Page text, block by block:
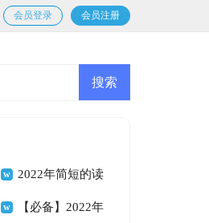
会员登录 会员注册
2022年简短的读
书的格言汇编54句
【必备】2022年